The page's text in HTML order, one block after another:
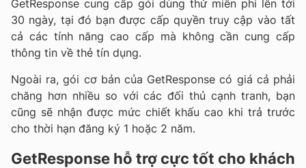
GetResponse cung cấp gói dùng thử miễn phí lên tới
30 ngày, tại đó bạn được cấp quyền truy cập vào tất
cả các tính năng cao cấp mà không cần cung cấp
thông tin về thẻ tín dụng.
Ngoài ra, gói cơ bản của GetResponse có giá cả phải
chăng hơn nhiều so với các đối thủ cạnh tranh, bạn
cũng sẽ nhận được mức chiết khấu cao khi trả trước
cho thời hạn đăng ký 1 hoặc 2 năm.
GetResponse hỗ trợ cực tốt cho khách